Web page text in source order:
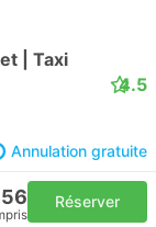
| Taxi
4.5
Annulation gratuite
Réserver